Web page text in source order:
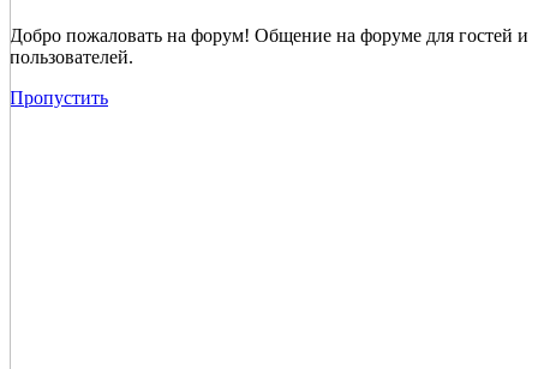
Добро пожаловать на форум! Общение на форуме для гостей и
пользователей.
Пропустить